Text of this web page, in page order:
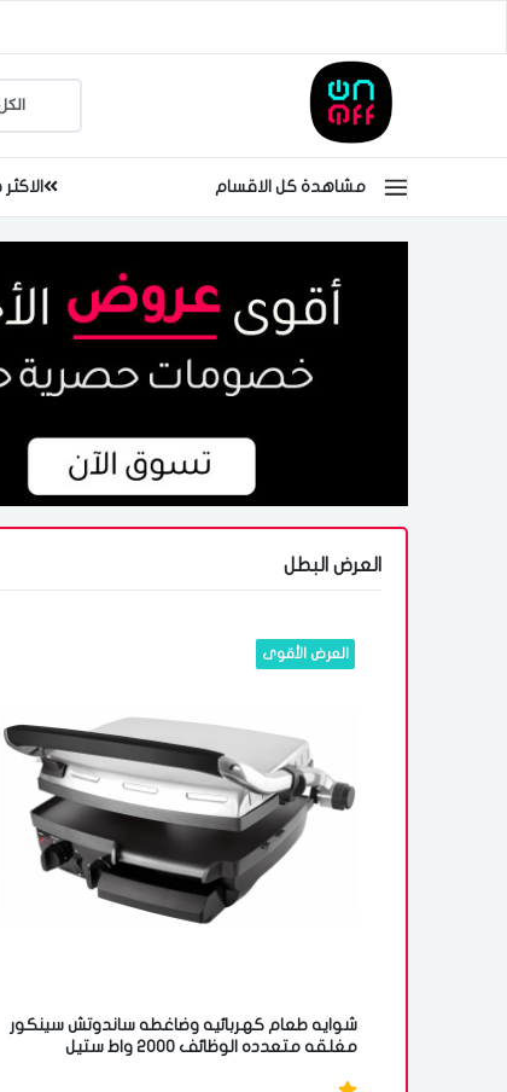
مشاهدة كل الاقسام
العرض البطل
العرض الأقوى
شوايه طعام كهربائيه وضاغطه ساندوتش سينكور
مغلقه متعدده الوظائف 2000 واط ستيل